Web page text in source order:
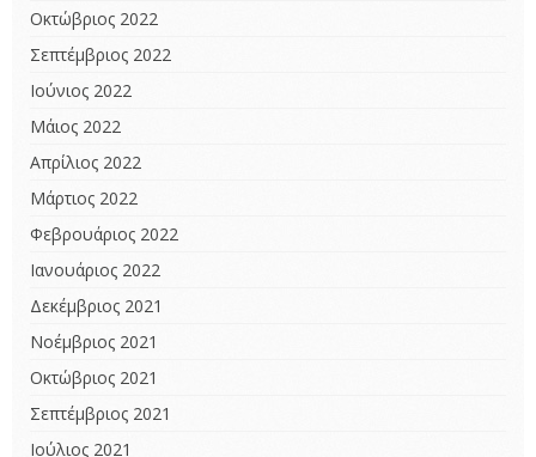
Οκτώβριος 2022
Σεπτέμβριος 2022
Ιούνιος 2022
Μάιος 2022
Απρίλιος 2022
Μάρτιος 2022
Φεβρουάριος 2022
Ιανουάριος 2022
Δεκέμβριος 2021
Νοέμβριος 2021
Οκτώβριος 2021
Σεπτέμβριος 2021
Ιούλιος 2021